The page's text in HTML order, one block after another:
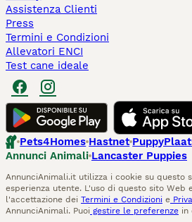
Assistenza Clienti
Press
Termini e Condizioni
Allevatori ENCI
Test cane ideale
Pets4Homes Hastnet
Annunci Animali Lancaster Puppies
AnnunciAnimali.it utilizza i cookie su questo
esperienza utente. L'uso di questo sito Web
l'accettazione dei Termini e Condizioni e
AnnunciAnimali. Puoi gestire le preferenze in